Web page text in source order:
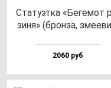
Ста­ту­эт­ка «Беге­мот
зи­ня» (брон­за,
2060 руб